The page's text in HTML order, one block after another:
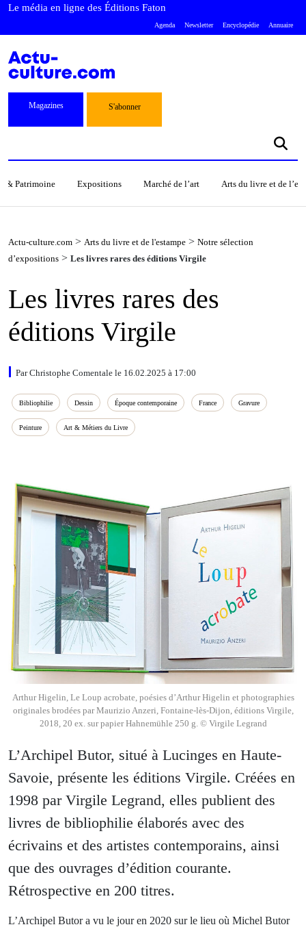
Le média en ligne des Éditions Faton
Agenda Newsletter Encyclopédie Annuaire
Magazines S'abonner
& Patrimoine Expositions Marché de l’art Arts du livre et de
Actu-culture.com > Arts du livre et de l'estampe > Notre sélection
d’expositions > Les livres rares des éditions Virgile
Les livres rares des
éditions Virgile
Par Christophe Comentale le 16.02.2025 à 17:00
Bibliophilie Dessin Époque contemporaine France Gravure
Peinture Art & Métiers du Livre
Arthur Higelin, Le Loup acrobate, poésies d’Arthur Higelin et photographies
originales brodées par Maurizio Anzeri, Fontaine-lès-Dijon, éditions Virgile,
2018, 20 ex. sur papier Hahnemühle 250 g. © Virgile Legrand
L’Archipel Butor, situé à Lucinges en Haute-
Savoie, présente les éditions Virgile. Créées en
1998 par Virgile Legrand, elles publient des
livres de bibliophilie élaborés avec des
écrivains et des artistes contemporains, ainsi
que des ouvrages d’édition courante.
Rétrospective en 200 titres.
L’Archipel Butor a vu le jour en 2020 sur le lieu où Michel Butor